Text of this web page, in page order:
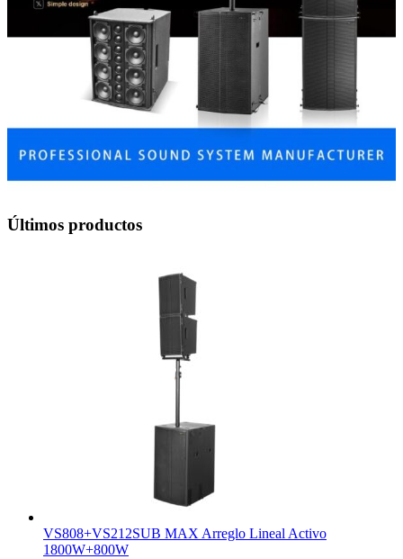
Últimos productos
VS808+VS212SUB MAX Arreglo Lineal Activo
1800W+800W